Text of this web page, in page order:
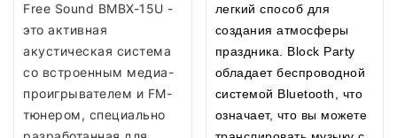
Free Sound BMBX-15U -
это активная
акустическая система
со встроенным медиа-
проигрывателем и FM-
тюнером, специально
легкий способ для
создания атмосферы
праздника. Block Party
обладает беспроводной
системой Bluetooth, что
означает, что вы можете